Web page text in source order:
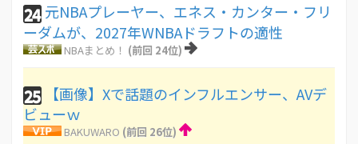
24 元NBAプレーヤー、エネス・カンター・フリ
ーダムが、2027年WNBAドラフトの適性
NBAまとめ！ (前回 24位)
25
【画像】Xで話題のインフルエンサー、AVデ
ビューｗ
BAKUWARO (前回 26位)